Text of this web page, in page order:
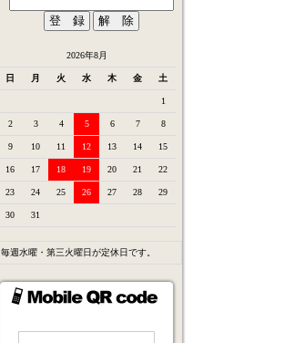
2026年8月
日 月 火 水 木 金 土
1
2 3 4 5 6 7 8
9 10 11 12 13 14 15
16 17 18 19 20 21 22
23 24 25 26 27 28 29
30 31
毎週水曜・第三火曜日が定休日です。